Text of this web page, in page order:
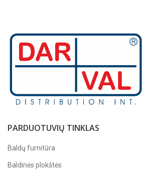
PARDUOTUVIŲ TINKLAS
Baldų furnitūra
Baldinės plokštės